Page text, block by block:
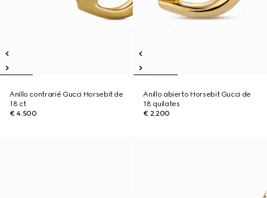
Anillo contrarié Gucci Horsebit de
18 ct
€ 4.500
Anillo abierto Horsebit Gucci de
18 quilates
€ 2.200